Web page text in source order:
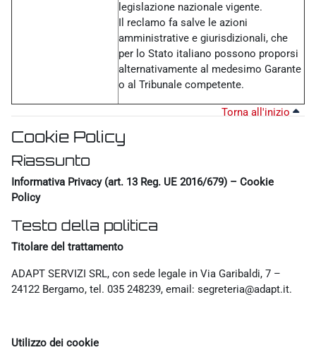
legislazione nazionale vigente.
Il reclamo fa salve le azioni
amministrative e giurisdizionali, che
per lo Stato italiano possono proporsi
alternativamente al medesimo Garante
o al Tribunale competente.
Torna all'inizio
Cookie Policy
Riassunto
Informativa Privacy (art. 13 Reg. UE 2016/679) – Cookie
Policy
Testo della politica
Titolare del trattamento
ADAPT SERVIZI SRL, con sede legale in Via Garibaldi, 7 –
24122 Bergamo, tel. 035 248239, email: segreteria@adapt.it.
Utilizzo dei cookie